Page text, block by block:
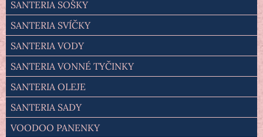
SANTERIA SOŠKY
SANTERIA SVÍČKY
SANTERIA VODY
SANTERIA VONNÉ TYČINKY
SANTERIA OLEJE
SANTERIA SADY
VOODOO PANENKY